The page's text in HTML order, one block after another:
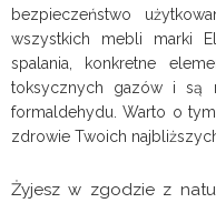
bezpieczeństwo
wszystkich mebli marki
spalania, konkretne
toksycznych gazów i są
formaldehydu. Warto o
zdrowie Twoich
Żyjesz w zgodzie z